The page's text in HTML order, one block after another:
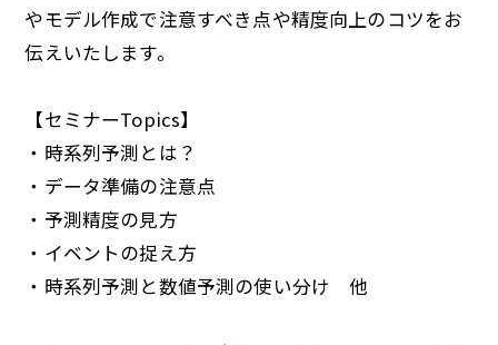
やモデル作成で注意すべき点や精度向上のコツをお
伝えいたします。
【セミナーTopics】​
・時系列予測とは？​
・データ準備の注意点​
・予測精度の見方​
・イベントの捉え方​
・時系列予測と数値予測の使い分け 他​